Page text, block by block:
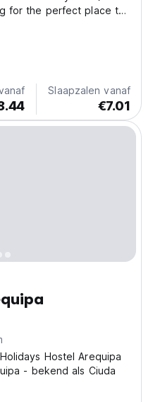
for the perfect place to
Hostel Company,
the peaceful and
Slaapzalen vanaf
€7.01
Hostel Arequipa
- bekend als Ciuda